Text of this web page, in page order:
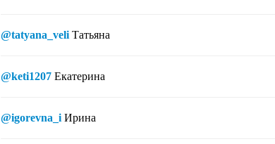
@tatyana_veli Татьяна
@keti1207 Екатерина
@igorevna_i Ирина